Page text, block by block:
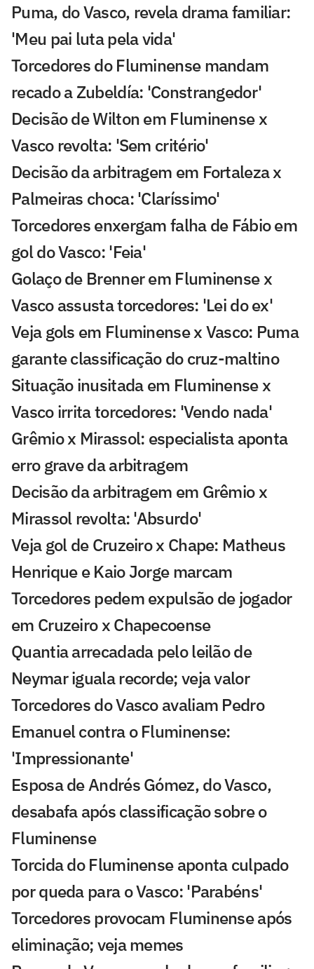
Puma, do Vasco, revela drama familiar:
'Meu pai luta pela vida'
Torcedores do Fluminense mandam
recado a Zubeldía: 'Constrangedor'
Decisão de Wilton em Fluminense x
Vasco revolta: 'Sem critério'
Decisão da arbitragem em Fortaleza x
Palmeiras choca: 'Claríssimo'
Torcedores enxergam falha de Fábio em
gol do Vasco: 'Feia'
Golaço de Brenner em Fluminense x
Vasco assusta torcedores: 'Lei do ex'
Veja gols em Fluminense x Vasco: Puma
garante classificação do cruz-maltino
Situação inusitada em Fluminense x
Vasco irrita torcedores: 'Vendo nada'
Grêmio x Mirassol: especialista aponta
erro grave da arbitragem
Decisão da arbitragem em Grêmio x
Mirassol revolta: 'Absurdo'
Veja gol de Cruzeiro x Chape: Matheus
Henrique e Kaio Jorge marcam
Torcedores pedem expulsão de jogador
em Cruzeiro x Chapecoense
Quantia arrecadada pelo leilão de
Neymar iguala recorde; veja valor
Torcedores do Vasco avaliam Pedro
Emanuel contra o Fluminense:
'Impressionante'
Esposa de Andrés Gómez, do Vasco,
desabafa após classificação sobre o
Fluminense
Torcida do Fluminense aponta culpado
por queda para o Vasco: 'Parabéns'
Torcedores provocam Fluminense após
eliminação; veja memes